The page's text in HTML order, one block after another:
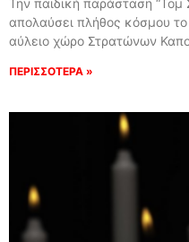
Την παιδική παράσταση “Τομ
απολαύσει πλήθος κόσμου
αύλειο χώρο Στρατώνων
ΠΕΡΙΣΣΟΤΕΡΑ »